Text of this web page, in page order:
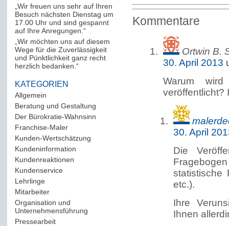
„Wir freuen uns sehr auf Ihren
Besuch nächsten Dienstag um
17.00 Uhr und sind gespannt
auf Ihre Anregungen.“
„Wir möchten uns auf diesem
Wege für die Zuverlässigkeit
und Pünktlichkeit ganz recht
herzlich bedanken.“
KATEGORIEN
Allgemein
Beratung und Gestaltung
Der Bürokratie-Wahnsinn
Franchise-Maler(42)
Kunden-Wertschätzung
Kundeninformation
Kundenreaktionen
Kundenservice(178)
Lehrlinge(54)
Mitarbeiter(163)
Organisation und
Unternehmensführung
Pressearbeit(12)
Kommentare
Ortwin B.
30. April 2013
Warum
veröffentlicht?
30. April
Die
statistische
etc.).
Ihre
Ihnen